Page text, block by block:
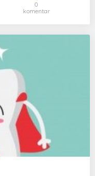
0
komentar